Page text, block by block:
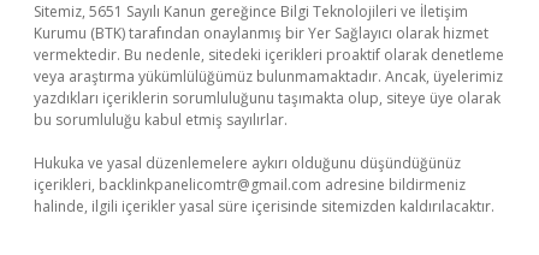
Sitemiz, 5651 Sayılı Kanun gereğince Bilgi Teknolojileri ve İletişim
Kurumu (BTK) tarafından onaylanmış bir Yer Sağlayıcı olarak hizmet
vermektedir. Bu nedenle, sitedeki içerikleri proaktif olarak denetleme
veya araştırma yükümlülüğümüz bulunmamaktadır. Ancak, üyelerimiz
yazdıkları içeriklerin sorumluluğunu taşımakta olup, siteye üye olarak
bu sorumluluğu kabul etmiş sayılırlar.
Hukuka ve yasal düzenlemelere aykırı olduğunu düşündüğünüz
içerikleri, backlinkpanelicomtr@gmail.com adresine bildirmeniz
halinde, ilgili içerikler yasal süre içerisinde sitemizden kaldırılacaktır.